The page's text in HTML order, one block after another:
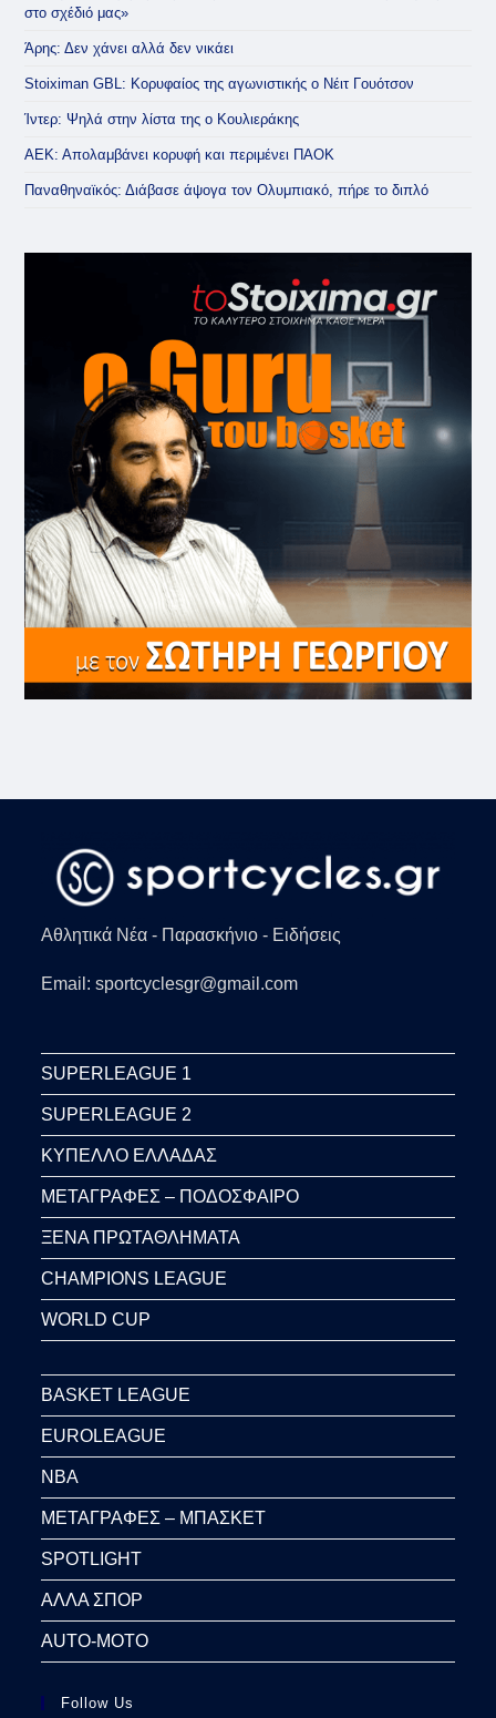
στο σχέδιό μας»
Άρης: Δεν χάνει αλλά δεν νικάει
Stoiximan GBL: Κορυφαίος της αγωνιστικής ο Νέιτ Γουότσον
Ίντερ: Ψηλά στην λίστα της ο Κουλιεράκης
ΑΕΚ: Απολαμβάνει κορυφή και περιμένει ΠΑΟΚ
Παναθηναϊκός: Διάβασε άψογα τον Ολυμπιακό, πήρε το διπλό
Αθλητικά Νέα - Παρασκήνιο - Ειδήσεις
Email: sportcyclesgr@gmail.com
SUPERLEAGUE 1
SUPERLEAGUE 2
ΚΥΠΕΛΛΟ ΕΛΛΑΔΑΣ
ΜΕΤΑΓΡΑΦΕΣ – ΠΟΔΟΣΦΑΙΡΟ
ΞΕΝΑ ΠΡΩΤΑΘΛΗΜΑΤΑ
CHAMPIONS LEAGUE
WORLD CUP
BASKET LEAGUE
EUROLEAGUE
NBA
ΜΕΤΑΓΡΑΦΕΣ – ΜΠΑΣΚΕΤ
SPOTLIGHT
ΑΛΛΑ ΣΠΟΡ
AUTO-MOTO
Follow Us